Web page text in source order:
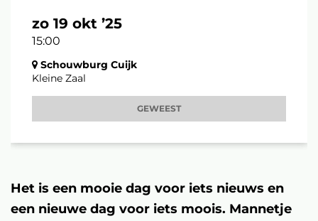
zo 19 okt ’25
15:00
Schouwburg Cuijk
Kleine Zaal
GEWEEST
Het is een mooie dag voor iets nieuws en
een nieuwe dag voor iets moois. Mannetje